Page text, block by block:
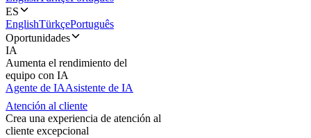
ES
EnglishTürkçePortuguês
Oportunidades
IA
Aumenta el rendimiento del
equipo con IA
Agente de IAAsistente de IA
Atención al cliente
Crea una experiencia de atención al
cliente excepcional